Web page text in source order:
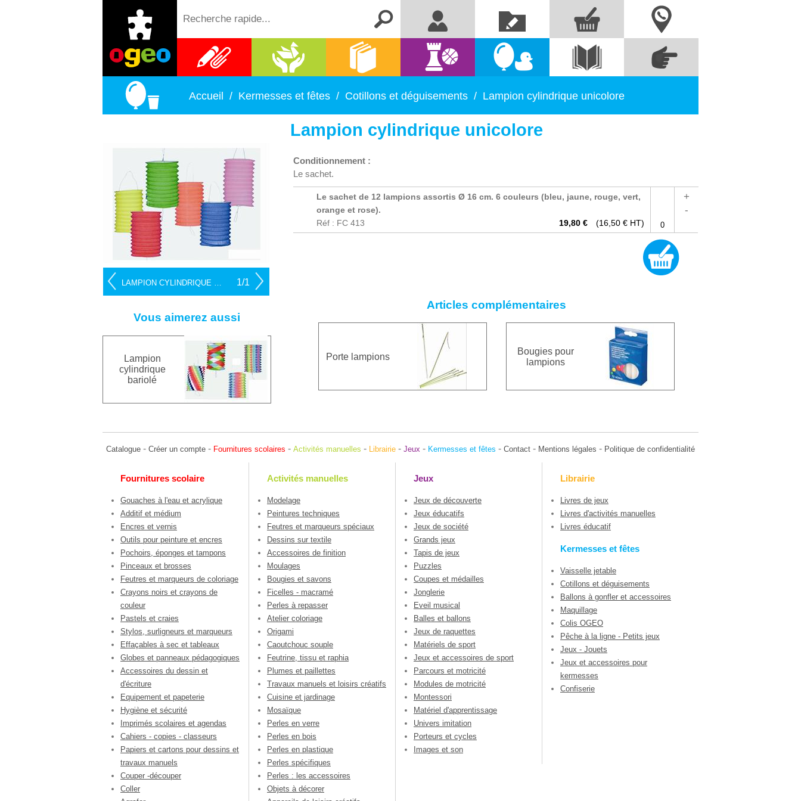
Me connecter
Créer un
compte
Nous contacter
Commandez
directement à partir
des références
Fournitures
scolaires
Activités
manuelles
Jeux
Kermesses
et fêtes
Voir le
catalogue
Accueil / Kermesses et fêtes / Cotillons et déguisements / Lampion cylindrique unicolore
Lampion cylindrique unicolore
LAMPION CYLINDRIQUE UNICOLORE 1/1
Conditionnement :
Le sachet.
Le sachet de 12 lampions assortis Ø 16 cm. 6 couleurs (bleu, jaune, rouge, vert,
orange et rose).
Réf : FC 413
19,80 € (16,50 € HT)
+
-
Articles complémentaires
Porte lampions
Bougies pour
lampions
Vous aimerez aussi
Lampion
cylindrique
bariolé
Catalogue - Créer un compte - Fournitures scolaires - Activités manuelles - Librairie - Jeux - Kermesses et fêtes - Contact - Mentions légales - Politique de confidentialité
Fournitures scolaire
Gouaches à l'eau et acrylique
Additif et médium
Encres et vernis
Outils pour peinture et encres
Pochoirs, éponges et tampons
Pinceaux et brosses
Feutres et marqueurs de coloriage
Crayons noirs et crayons de
couleur
Pastels et craies
Stylos, surligneurs et marqueurs
Effaçables à sec et tableaux
Globes et panneaux pédagogiques
Accessoires du dessin et
d'écriture
Equipement et papeterie
Hygiène et sécurité
Imprimés scolaires et agendas
Cahiers - copies - classeurs
Papiers et cartons pour dessins et
travaux manuels
Couper -découper
Coller
Activités manuelles
Modelage
Peintures techniques
Feutres et marqueurs spéciaux
Dessins sur textile
Accessoires de finition
Moulages
Bougies et savons
Ficelles - macramé
Perles à repasser
Atelier coloriage
Origami
Caoutchouc souple
Feutrine, tissu et raphia
Plumes et paillettes
Travaux manuels et loisirs créatifs
Cuisine et jardinage
Mosaïque
Perles en verre
Perles en bois
Perles en plastique
Perles spécifiques
Perles : les accessoires
Objets à décorer
Jeux
Jeux de découverte
Jeux éducatifs
Jeux de société
Grands jeux
Tapis de jeux
Puzzles
Coupes et médailles
Jonglerie
Eveil musical
Balles et ballons
Jeux de raquettes
Matériels de sport
Jeux et accessoires de sport
Parcours et motricité
Modules de motricité
Montessori
Matériel d'apprentissage
Univers imitation
Porteurs et cycles
Images et son
Librairie
Livres de jeux
Livres d'activités manuelles
Livres éducatif
Kermesses et fêtes
Vaisselle jetable
Cotillons et déguisements
Ballons à gonfler et accessoires
Maquillage
Colis OGEO
Pêche à la ligne - Petits jeux
Jeux - Jouets
Jeux et accessoires pour
kermesses
Confiserie